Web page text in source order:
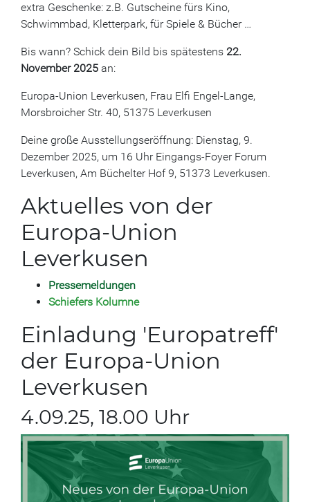
extra Geschenke: z.B. Gutscheine fürs Kino,
Schwimmbad, Kletterpark, für Spiele & Bücher …
Bis wann? Schick dein Bild bis spätestens 22.
November 2025 an:
Europa-Union Leverkusen, Frau Elfi Engel-Lange,
Morsbroicher Str. 40, 51375 Leverkusen
Deine große Ausstellungseröffnung: Dienstag, 9.
Dezember 2025, um 16 Uhr Eingangs-Foyer Forum
Leverkusen, Am Büchelter Hof 9, 51373 Leverkusen.
Aktuelles von der
Europa-Union
Leverkusen
Pressemeldungen
Schiefers Kolumne
Einladung 'Europatreff'
der Europa-Union
Leverkusen
4.09.25, 18.00 Uhr